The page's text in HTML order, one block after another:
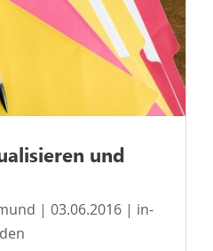
und
| 03.06.2016| in-